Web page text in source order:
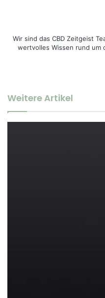
Wir sind das CBD Zeitgeist
wertvolles Wissen rund um
Weitere Artikel